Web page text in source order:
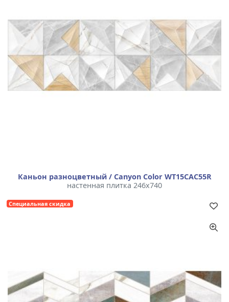
Каньон разноцветный / Canyon Color WT15CAC55R
настенная плитка 246x740
Специальная скидка